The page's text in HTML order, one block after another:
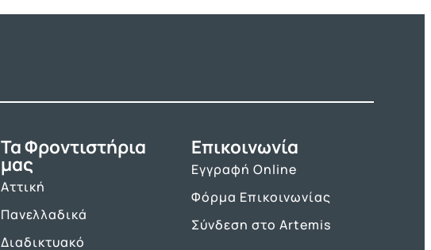
Τα Φροντιστήρια
μας
Αττική
Πανελλαδικά
Διαδικτυακό
Επικοινωνία
Εγγραφή Online
Φόρμα Επικοινωνίας
Σύνδεση στο Artemis